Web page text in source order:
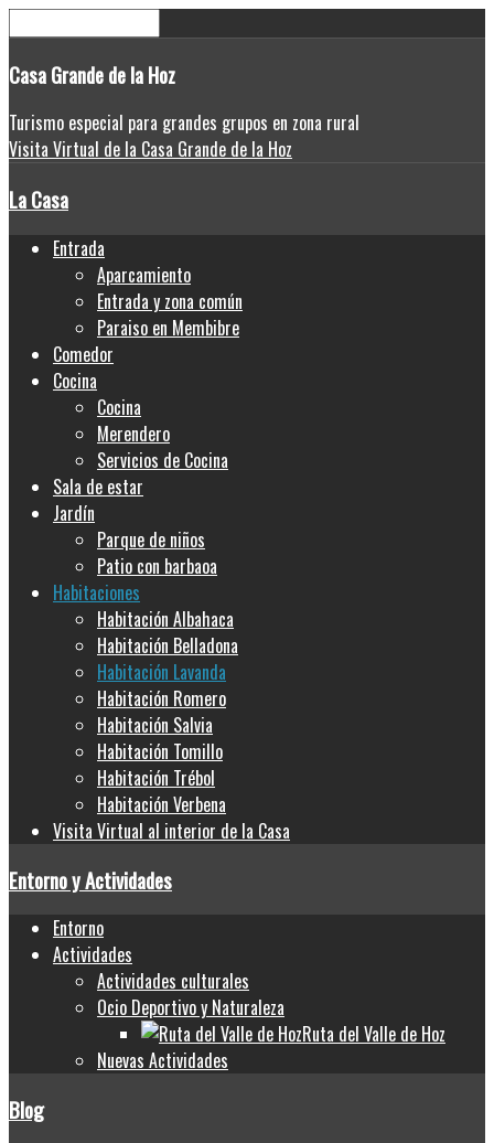
CasaGrande de la Hoz
Turismo especial para grandes grupos en zona rural
Visita Virtual de la Casa Grande de la Hoz
La Casa
Entrada
Aparcamiento
Entrada y zona común
Paraiso en Membibre
Comedor
Cocina
Cocina
Merendero
Servicios de Cocina
Sala de estar
Jardín
Parque de niños
Patio con barbaoa
Habitaciones
Habitación Albahaca
Habitación Belladona
Habitación Lavanda
Habitación Romero
Habitación Salvia
Habitación Tomillo
Habitación Trébol
Habitación Verbena
Visita Virtual al interior de la Casa
Entorno y Actividades
Entorno
Actividades
Actividades culturales
Ocio Deportivo y Naturaleza
Ruta del Valle de Hoz
Nuevas Actividades
Blog